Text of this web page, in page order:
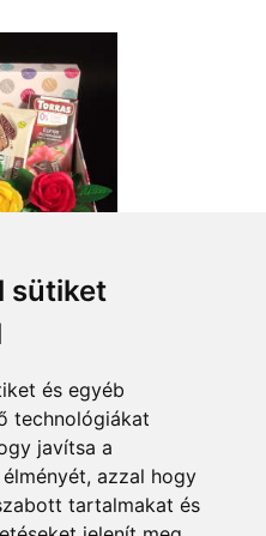
sütiket
és egyéb
technológiákat
javítsa a
azzal hogy
tartalmakat és
methods